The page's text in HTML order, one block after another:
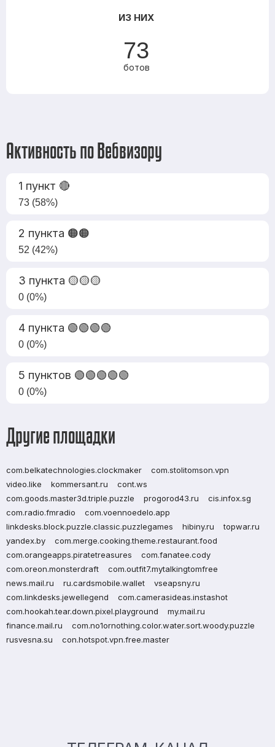
ИЗ НИХ
73
ботов
Активность по Вебвизору
1 пункт 🔴
73 (58%)
2 пункта 🟠🟠
52 (42%)
3 пункта 🟡🟡🟡
0 (0%)
4 пункта 🟢🟢🟢🟢
0 (0%)
5 пунктов 🟢🟢🟢🟢🟢
0 (0%)
Другие площадки
com.belkatechnologies.clockmaker
com.stolitomson.vpn
video.like
kommersant.ru
cont.ws
com.goods.master3d.triple.puzzle
progorod43.ru
cis.infox.sg
com.radio.fmradio
com.voennoedelo.app
linkdesks.block.puzzle.classic.puzzlegames
hibiny.ru
topwar.ru
yandex.by
com.merge.cooking.theme.restaurant.food
com.orangeapps.piratetreasures
com.fanatee.cody
com.oreon.monsterdraft
com.outfit7.mytalkingtomfree
news.mail.ru
ru.cardsmobile.wallet
vseapsny.ru
com.linkdesks.jewellegend
com.camerasideas.instashot
com.hookah.tear.down.pixel.playground
my.mail.ru
finance.mail.ru
com.no1ornothing.color.water.sort.woody.puzzle
rusvesna.su
con.hotspot.vpn.free.master